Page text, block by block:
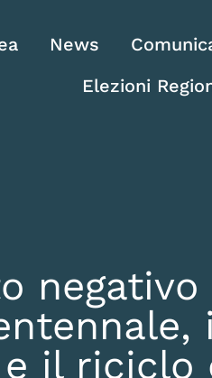
News
Elezioni
il riciclo